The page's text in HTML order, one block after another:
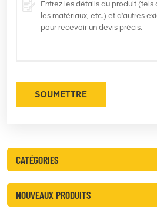
SOUMETTRE
CATÉGORIES
NOUVEAUX PRODUITS